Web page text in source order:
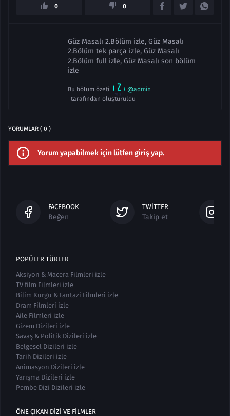
0 0
Güz Masalı 2.Bölüm izle, Güz Masalı
2.Bölüm tek parça izle, Güz Masalı
2.Bölüm full izle, Güz Masalı son bölüm
izle
Bu bölüm özeti
@admin
tarafından oluşturuldu
YORUMLAR ( 0 )
Yorum yapabilmek için lütfen giriş yap.
FACEBOOK
Beğen
TWITTER
Takip et
POPÜLER TÜRLER
Aksiyon & Macera Filmleri izle
TV film Filmleri izle
Bilim Kurgu & Fantazi Filmleri izle
Dram Filmleri izle
Aile Filmleri izle
Gizem Dizileri izle
Savaş & Politik Dizileri izle
Belgesel Dizileri izle
Tarih Dizileri izle
Animasyon Dizileri izle
Yarışma Dizileri izle
Pembe Dizi Dizileri izle
ÖNE ÇIKAN DIZI VE FILMLER